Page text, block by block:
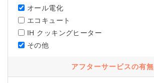
オール電化
エコキュート
IH クッキングヒーター
その他
アフターサービスの有無